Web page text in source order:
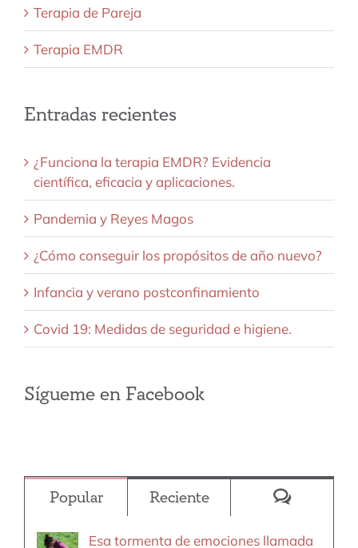
Terapia de Pareja
Terapia EMDR
Entradas recientes
¿Funciona la terapia EMDR? Evidencia
científica, eficacia y aplicaciones.
Pandemia y Reyes Magos
¿Cómo conseguir los propósitos de año nuevo?
Infancia y verano postconfinamiento
Covid 19: Medidas de seguridad e higiene.
Sígueme en Facebook
Popular Reciente
Esa tormenta de emociones llamada